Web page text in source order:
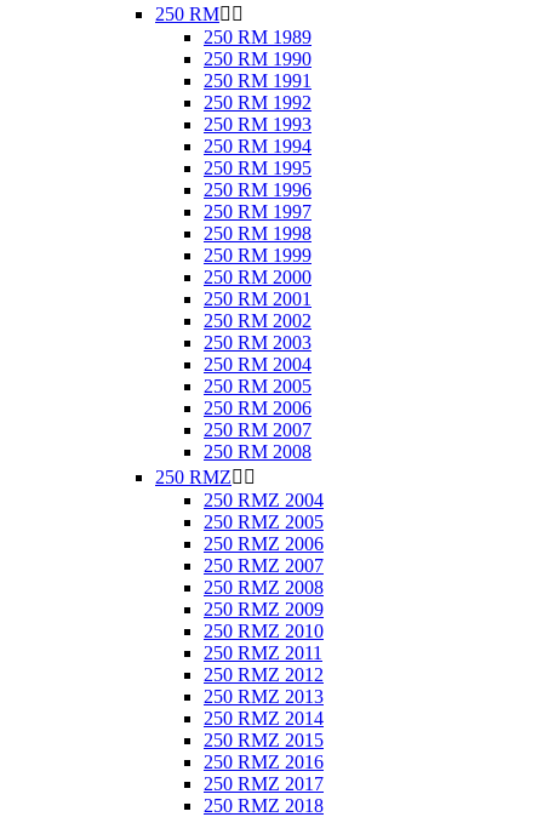
250 RM 
250 RM 1989
250 RM 1990
250 RM 1991
250 RM 1992
250 RM 1993
250 RM 1994
250 RM 1995
250 RM 1996
250 RM 1997
250 RM 1998
250 RM 1999
250 RM 2000
250 RM 2001
250 RM 2002
250 RM 2003
250 RM 2004
250 RM 2005
250 RM 2006
250 RM 2007
250 RM 2008
250 RMZ 
250 RMZ 2004
250 RMZ 2005
250 RMZ 2006
250 RMZ 2007
250 RMZ 2008
250 RMZ 2009
250 RMZ 2010
250 RMZ 2011
250 RMZ 2012
250 RMZ 2013
250 RMZ 2014
250 RMZ 2015
250 RMZ 2016
250 RMZ 2017
250 RMZ 2018